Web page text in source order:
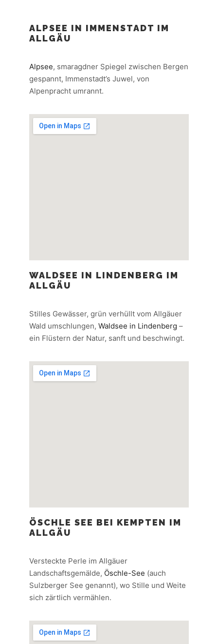
ALPSEE IN IMMENSTADT IM
ALLGÄU
Alpsee, smaragdner Spiegel zwischen Bergen
gespannt, Immenstadt’s Juwel, von
Alpenpracht umrannt.
WALDSEE IN LINDENBERG IM
ALLGÄU
Stilles Gewässer, grün verhüllt vom Allgäuer
Wald umschlungen, Waldsee in Lindenberg –
ein Flüstern der Natur, sanft und beschwingt.
ÖSCHLE SEE BEI KEMPTEN IM
ALLGÄU
Versteckte Perle im Allgäuer
Landschaftsgemälde, Öschle-See (auch
Sulzberger See genannt), wo Stille und Weite
sich zärtlich vermählen.